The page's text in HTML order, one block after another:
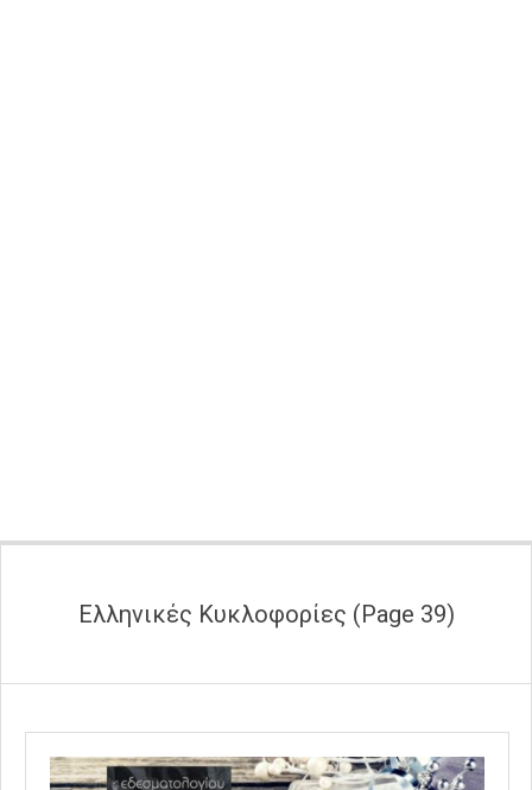
Ελληνικές Κυκλοφορίες (Page 39)